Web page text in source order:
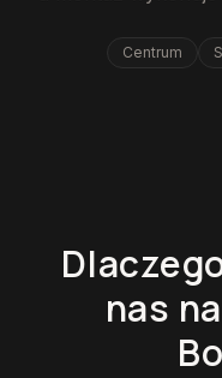
Centrum
nas